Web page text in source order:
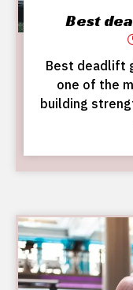
Best
Best deadlift
one of the
building